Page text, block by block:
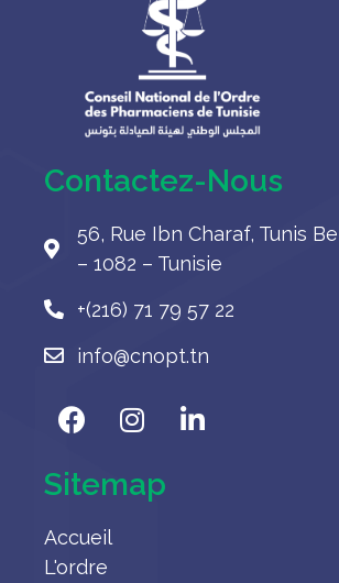
Contactez-Nous
56, Rue Ibn Charaf, Tunis
– 1082 – Tunisie
+(216) 71 79 57 22
info@cnopt.tn
Sitemap
Accueil
L'ordre